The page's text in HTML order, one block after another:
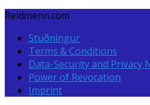
Reidmenn.com
Stuðningur
Terms & Conditions
Data-Security and Privacy
Power of Revocation
Imprint